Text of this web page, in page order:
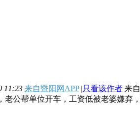
11:23 来自暨阳网APP |只看该作者 来
老公帮单位开车，工资低被老婆嫌弃